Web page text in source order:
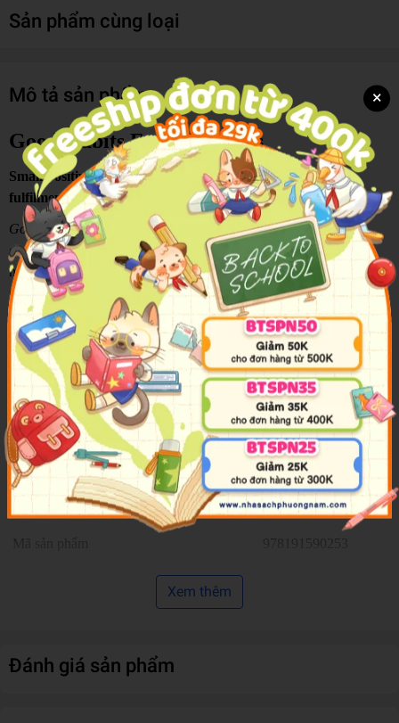
Sản phẩm cùng loại
Mô tả sản phẩm
Good Habits For Happiness
Small positive habits can create lasting happiness and
fulfilment.
Good Habits For Happinessis an inspiring self-help guide that
explores the everyday habits and mindsets that contribute to a
happier, more meaningful life. Drawing on practical advice and
positive psychology concepts, the book highlights key foundations
of wellbeing, including gratitude, kindness, optimism, self-
acceptance, and healthy relationships.
Part ofThe Self-Help Collection
from Allsorted, this beautifully
presented book combines uplifting quotations, practical ideas, and
actionable guidance to help readers develop positive routines and
improve emotional wellbeing. Its accessible format makes it an
encouraging companion for anyone seeking greater joy, balance,
and contentment in daily life.
Thông tin chi tiết:
Xem thêm
Đánh giá sản phẩm
×